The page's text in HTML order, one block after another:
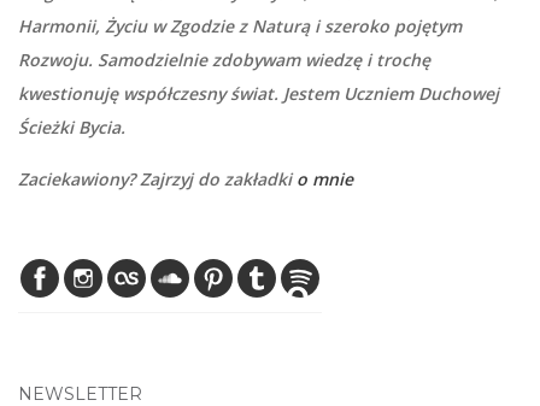
Harmonii, Życiu w Zgodzie z Naturą i szeroko pojętym
Rozwoju. Samodzielnie zdobywam wiedzę i trochę
kwestionuję współczesny świat. Jestem Uczniem Duchowej
Ścieżki Bycia.
Zaciekawiony? Zajrzyj do zakładkio mnie
NEWSLETTER